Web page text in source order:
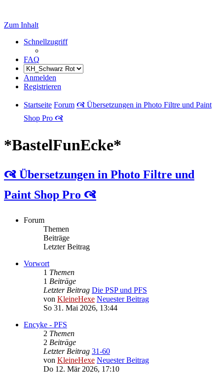
Zum Inhalt
Schnellzugriff
FAQ
Anmelden
Registrieren
Startseite Forum 🙧 Übersetzungen in Photo Filtre und Paint
Shop Pro 🙧
*BastelFunEcke*
🙧 Übersetzungen in Photo Filtre und
Paint Shop Pro 🙧
Forum
Themen
Beiträge
Letzter Beitrag
Vorwort
1 Themen
1 Beiträge
Letzter Beitrag Die PSP und PFS
von KleineHexe Neuester Beitrag
So 31. Mai 2026, 13:44
Encyke - PFS
2 Themen
2 Beiträge
Letzter Beitrag 31-60
von KleineHexe Neuester Beitrag
Do 12. Mär 2026, 17:10